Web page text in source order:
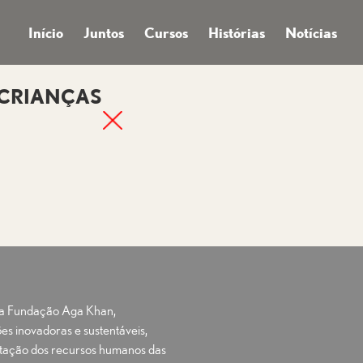
Início Juntos Cursos Histórias Notícias
Fundação Aga Khan,
inovadoras e sustentáveis,
dos recursos humanos das